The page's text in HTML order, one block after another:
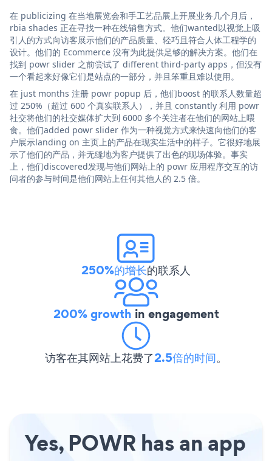
在 publicizing 在当地展览会和手工艺品展上开展业务几个月后，
rbia shades 正在寻找一种在线销售方式。他们wanted以视觉上吸
引人的方式向访客展示他们的产品质量、轻巧且符合人体工程学的
设计。他们的 Ecommerce 没有为此提供足够的解决方案。他们在
找到 powr slider 之前尝试了 different third-party apps，但没有
一个看起来好像它们是站点的一部分，并且笨重且难以使用。
在 just months 注册 powr popup 后，他们boost 的联系人数量超
过 250%（超过 600 个真实联系人），并且 constantly 利用 powr
社交将他们的社交媒体扩大到 6000 多个关注者在他们的网站上喂
食。他们added powr slider 作为一种视觉方式来快速向他们的客
户展示landing on 主页上的产品在现实生活中的样子。它很好地展
示了他们的产品，并无缝地为客户提供了出色的现场体验。事实
上，他们discovered发现与他们网站上的 powr 应用程序交互的访
问者的参与时间是他们网站上任何其他人的 2.5 倍。
250%的增长的联系人
200% growth in engagement
访客在其网站上花费了2.5倍的时间。
Yes, POWR has an app